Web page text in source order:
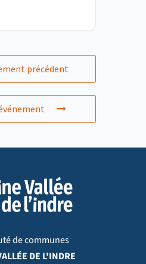
précédent
de communes
DE L'INDRE